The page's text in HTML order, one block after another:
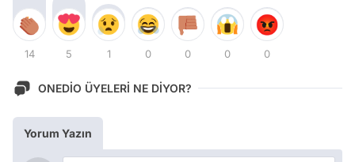
14 5 1 0 0 0 0
ONEDİO ÜYELERİ NE DİYOR?
Yorum Yazın